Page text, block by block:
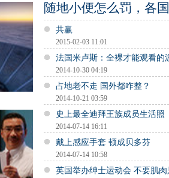
随地小便怎么罚，各
共赢
2015-02-03 11:01
法国米卢斯：全裸才能观看的
2014-10-30 04:19
占地老不走 国外都咋整？
2014-10-21 03:59
史上最全迪拜王族成员生活照
2014-07-14 16:11
戴上感应手套 顿成贝多芬
2014-07-14 10:58
英国举办绅士运动会 不要肌